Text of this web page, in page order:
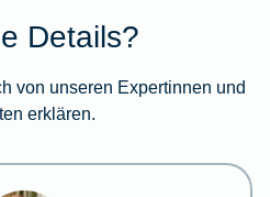
Details?
von unseren Expertinnen und
erklären.